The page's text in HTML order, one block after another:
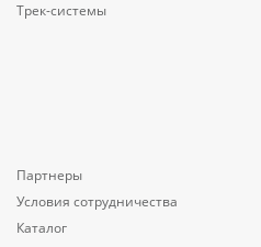
Трек-системы
Партнеры
Условия сотрудничества
Каталог